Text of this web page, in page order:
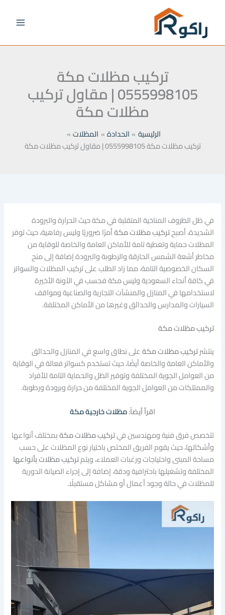
المحتوى
تركيب مظلات مكة
0555998105 | مقاول تركيب
مظلات مكة
الرئيسية الحدادة
المظلات
تركيب مظلات مكة 0555998105 | مقاول تركيب مظلات مكة
في ظل الظروف المناخية المتقلبة في مكة حيث الحرارة والبرودة
الشديدة، أصبحتركيب مظلات مكةأمرًا ضروريًا وليس رفاهية، حيث توفر
المظلات حماية وتغطية تامة للأماكن العامة والخاصة للوقاية من
مخاطر أشعة الشمس الحارقة والرطوبة والبرودة إضافة إلى منح
السكان الخصوصية التامة، مما زاد الطلب على تركيب المظلات والسواتر
في كافة أنحاء السعودية وليس مكة فحسب في الآونة الأخيرة
لاستخدامها في المنازل والمنشآت التجارية والصناعية ومواقف
السيارات والمدارس والحدائق وغيرها من الأماكن المختلفة.
تركيب مظلات مكة
ينتشرتركيب مظلات مكةعلى نطاق واسع في المنازل والحدائق
والأماكن العامة والخاصة أيضًا، حيث تستخدم كسواتر فعالة في الوقاية
من العوامل الجوية المختلفة وتوفير الظل والحماية التامة للأفراد
والممتلكات من العوامل الجوية المختلفة من حرارة وبرودة ورطوبة.
اقرأ أيضاً:مظلات خارجية مكة
تتخصص فرق فنية ومهندسين فيتركيب مظلات مكةبمختلف أنواعها
وأشكالها، حيث يقوم الفريق المختص باختيار نوع المظلات على حسب
مساحة المبنى واحتياجات ورغبات العملاء، ويتمتركيب مظلات بأنواعها
المختلفة وتشغيلها باحترافية ودقة، إضافة إلى إجراء الصيانة الدورية
للمظلات في حالة وجود أعمال أو مشاكل مستقبلًا.